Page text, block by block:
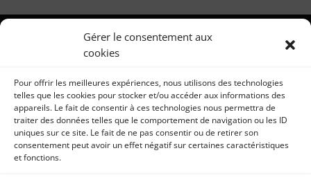
Gérer le consentement aux
cookies
Pour offrir les meilleures expériences, nous utilisons des technologies
telles que les cookies pour stocker et/ou accéder aux informations des
appareils. Le fait de consentir à ces technologies nous permettra de
traiter des données telles que le comportement de navigation ou les ID
uniques sur ce site. Le fait de ne pas consentir ou de retirer son
consentement peut avoir un effet négatif sur certaines caractéristiques
et fonctions.